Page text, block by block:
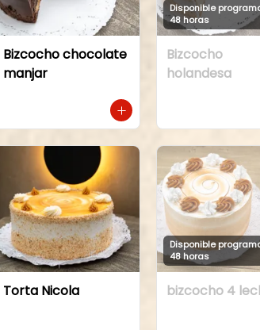
Bizcocho chocolate
manjar
Disponible
48 horas
Bizcocho
holandesa
Torta Nicola
Disponible
48 horas
bizcocho 4